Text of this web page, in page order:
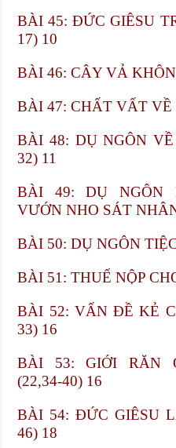
BÀI 45: ĐỨC GIÊSU
17) 10
BÀI 46: CÂY VẢ
BÀI 47: CHẤT VẤT VỀ
BÀI 48: DỤ NGÔN
32) 11
BÀI 49: DỤ NGÔN
VƯỚN NHO SÁT
BÀI 50: DỤ NGÔN
BÀI 51: THUẾ NỘP
BÀI 52: VẤN ĐỀ KẺ
33) 16
BÀI 53: GIỚI RĂN
(22,34-40) 16
BÀI 54: ĐỨC GIÊSU
46) 18